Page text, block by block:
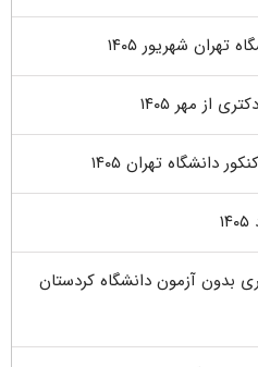
شهریور ۱۴۰۵
از مهر ۱۴۰۵
دانشگاه تهران ۱۴۰۵
بدون آزمون دانشگاه کردستان